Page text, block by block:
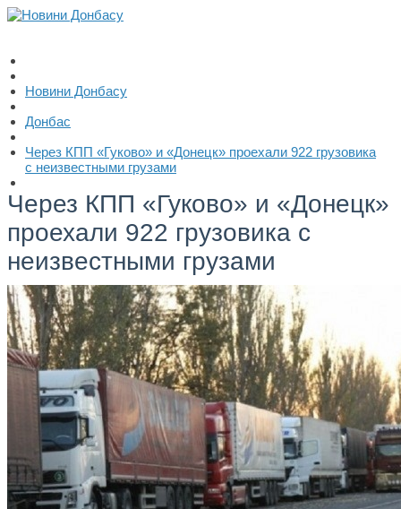
Новини Донбасу
Донбас
Через КПП «Гуково» и «Донецк» проехали 922 грузовика
с неизвестными грузами
Через КПП «Гуково» и «Донецк»
проехали 922 грузовика с
неизвестными грузами